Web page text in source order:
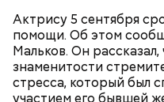
Актрису 5 сентября
помощи. Об этом
Мальков. Он рассказал,
знаменитости
стресса, который был
участием его бывшей